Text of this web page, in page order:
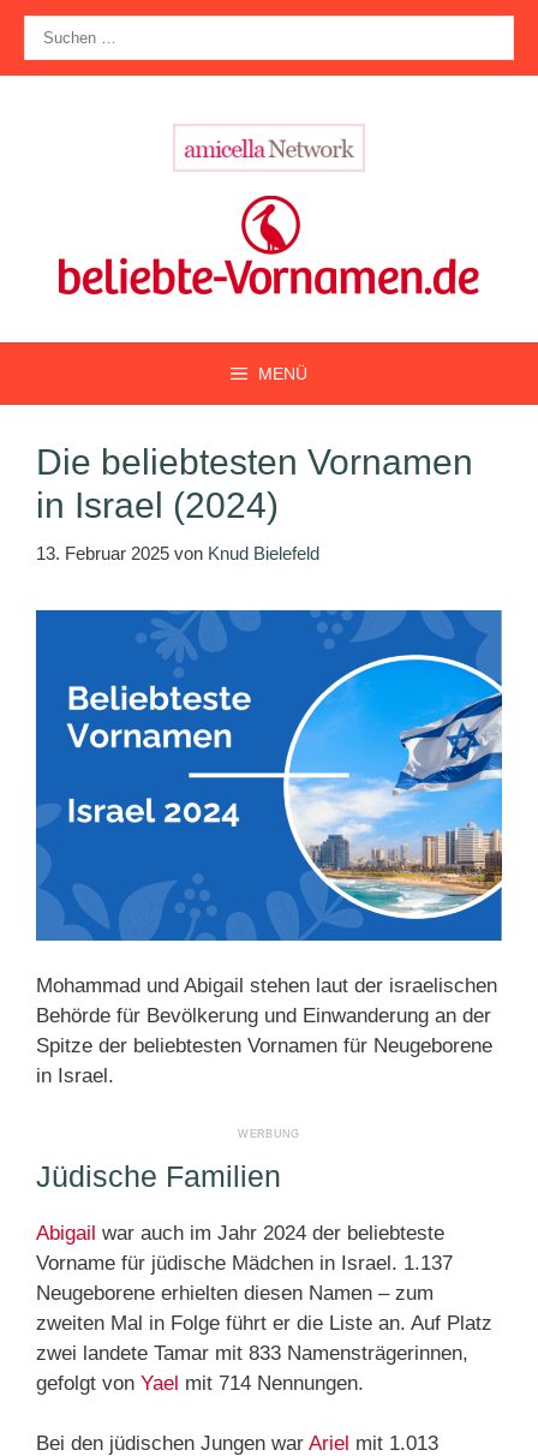
Zum
Inhalt
springen
nach:
MENÜ
Die beliebtesten Vornamen
in Israel (2024)
13. Februar 2025 von Knud Bielefeld
Mohammad und Abigail stehen laut der israelischen
Behörde für Bevölkerung und Einwanderung an der
Spitze der beliebtesten Vornamen für Neugeborene
in Israel.
Jüdische Familien
Abigail war auch im Jahr 2024 der beliebteste
Vorname für jüdische Mädchen in Israel. 1.137
Neugeborene erhielten diesen Namen – zum
zweiten Mal in Folge führt er die Liste an. Auf Platz
zwei landete Tamar mit 833 Namensträgerinnen,
gefolgt von Yael mit 714 Nennungen.
Bei den jüdischen Jungen war Ariel mit 1.013